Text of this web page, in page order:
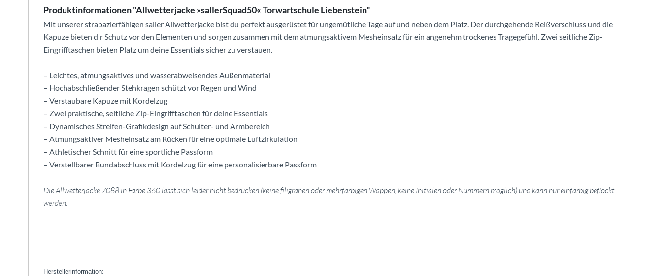
Produktinformationen "Allwetterjacke »sallerSquad50« Torwartschule Liebenstein"
Mit unserer strapazierfähigen saller Allwetterjacke bist du perfekt ausgerüstet für ungemütliche Tage auf und neben dem Platz. Der durchgehende Reißverschluss und die
Kapuze bieten dir Schutz vor den Elementen und sorgen zusammen mit dem atmungsaktivem Mesheinsatz für ein angenehm trockenes Tragegefühl. Zwei seitliche Zip-
Eingrifftaschen bieten Platz um deine Essentials sicher zu verstauen.
– Leichtes, atmungsaktives und wasserabweisendes Außenmaterial
– Hochabschließender Stehkragen schützt vor Regen und Wind
– Verstaubare Kapuze mit Kordelzug
– Zwei praktische, seitliche Zip-Eingrifftaschen für deine Essentials
– Dynamisches Streifen-Grafikdesign auf Schulter- und Armbereich
– Atmungsaktiver Mesheinsatz am Rücken für eine optimale Luftzirkulation
– Athletischer Schnitt für eine sportliche Passform
– Verstellbarer Bundabschluss mit Kordelzug für eine personalisierbare Passform
Die Allwetterjacke 7088 in Farbe 360 lässt sich leider nicht bedrucken (keine filigranen oder mehrfarbigen Wappen, keine Initialen oder Nummern möglich) und kann nur einfarbig beflockt
werden.
Herstellerinformation: